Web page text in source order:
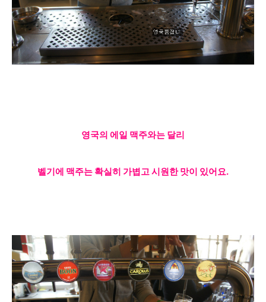
영국의 에일 맥주와는 달리
벨기에 맥주는 확실히 가볍고 시원한 맛이 있어요.